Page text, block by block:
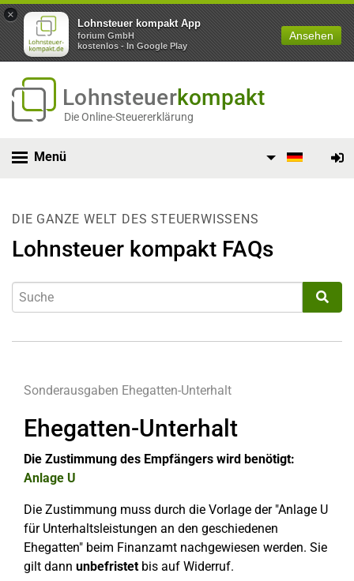
×
Lohnsteuer kompakt App
forium GmbH
kostenlos - In Google Play
Ansehen
Lohnsteuerkompakt
Die Online-Steuererklärung
Menü
DIE GANZE WELT DES STEUERWISSENS
Lohnsteuer kompakt FAQs
Sonderausgaben Ehegatten-Unterhalt
Ehegatten-Unterhalt
Die Zustimmung des Empfängers wird benötigt:
Anlage U
Die Zustimmung muss durch die Vorlage der "Anlage U
für Unterhaltsleistungen an den geschiedenen
Ehegatten" beim Finanzamt nachgewiesen werden. Sie
gilt dann unbefristetbis auf Widerruf.